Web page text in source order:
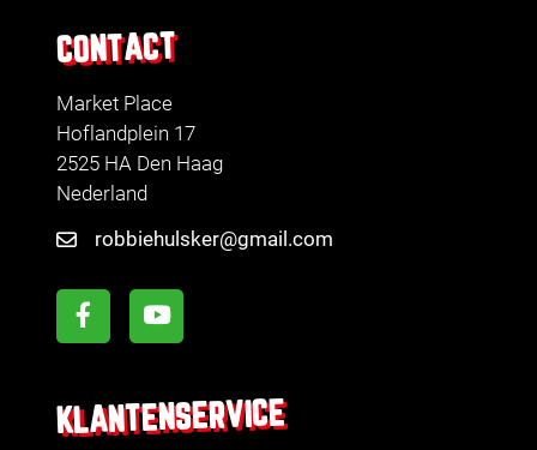
CONTACT
Market Place
Hoflandplein 17
2525 HA Den Haag
Nederland
robbiehulsker@gmail.com
KLANTENSERVICE